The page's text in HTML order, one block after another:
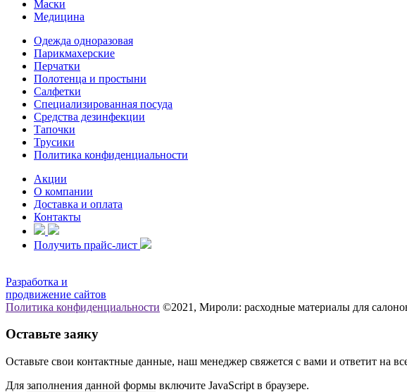
Маски
Медицина
Одежда одноразовая
Парикмахерские
Перчатки
Полотенца и простыни
Салфетки
Специализированная посуда
Средства дезинфекции
Тапочки
Трусики
Политика конфиденциальности
Акции
О компании
Доставка и оплата
Контакты
Получить прайс-лист
Разработка и
продвижение сайтов
Политика конфиденциальности ©2021, Мироли: расходные материалы для
Оставьте заяку
Оставьте свои контактные данные, наш менеджер свяжется с вами и ответит на
Для заполнения данной формы включите JavaScript в браузере.